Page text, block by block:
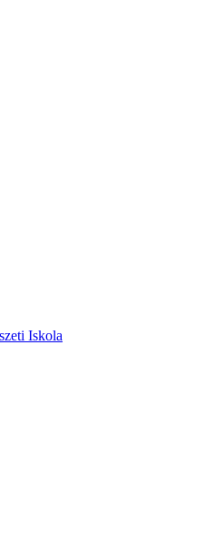
Iskola